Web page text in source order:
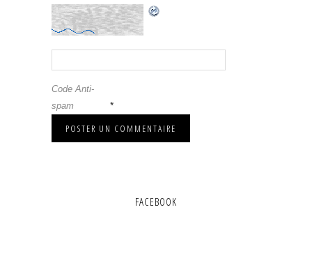
Code Anti-
spam
*
FACEBOOK